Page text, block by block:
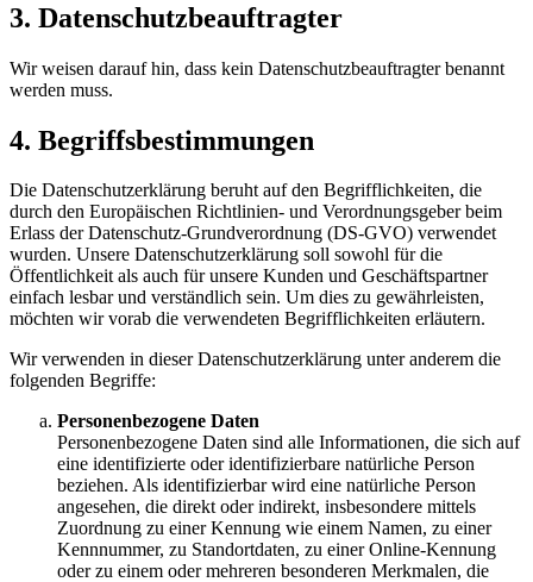
3. Datenschutzbeauftragter
Wir weisen darauf hin, dass kein Datenschutzbeauftragter benannt
werden muss.
4. Begriffsbestimmungen
Die Datenschutzerklärung beruht auf den Begrifflichkeiten, die
durch den Europäischen Richtlinien- und Verordnungsgeber beim
Erlass der Datenschutz-Grundverordnung (DS-GVO) verwendet
wurden. Unsere Datenschutzerklärung soll sowohl für die
Öffentlichkeit als auch für unsere Kunden und Geschäftspartner
einfach lesbar und verständlich sein. Um dies zu gewährleisten,
möchten wir vorab die verwendeten Begrifflichkeiten erläutern.
Wir verwenden in dieser Datenschutzerklärung unter anderem die
folgenden Begriffe:
Personenbezogene Daten
Personenbezogene Daten sind alle Informationen, die sich auf
eine identifizierte oder identifizierbare natürliche Person
beziehen. Als identifizierbar wird eine natürliche Person
angesehen, die direkt oder indirekt, insbesondere mittels
Zuordnung zu einer Kennung wie einem Namen, zu einer
Kennnummer, zu Standortdaten, zu einer Online-Kennung
oder zu einem oder mehreren besonderen Merkmalen, die